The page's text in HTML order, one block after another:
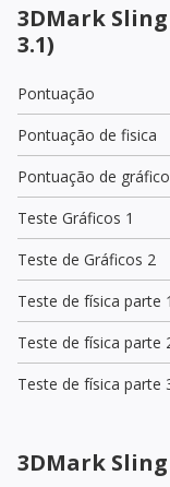
3DMark Sling
3.1)
Pontuação
Pontuação de fisica
Pontuação de
Teste Gráficos 1
Teste de Gráficos 2
Teste de física parte 1
Teste de física parte
Teste de física parte
3DMark